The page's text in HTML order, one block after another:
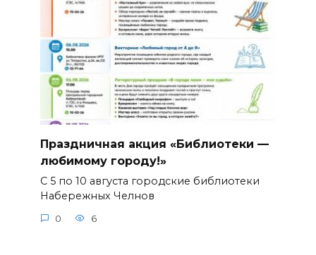
Праздничная акция «Библиотеки —
любимому городу!»
С 5 по 10 августа городские библиотеки
Набережных Челнов
0 6